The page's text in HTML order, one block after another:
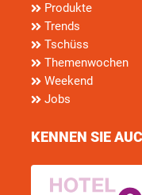
Produkte
Trends
Tschüss
Themenwochen
Weekend
Jobs
KENNEN SIE